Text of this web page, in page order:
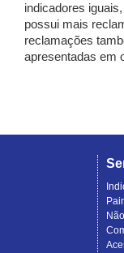
indicadores
possui mais
reclamações
apresentadas em